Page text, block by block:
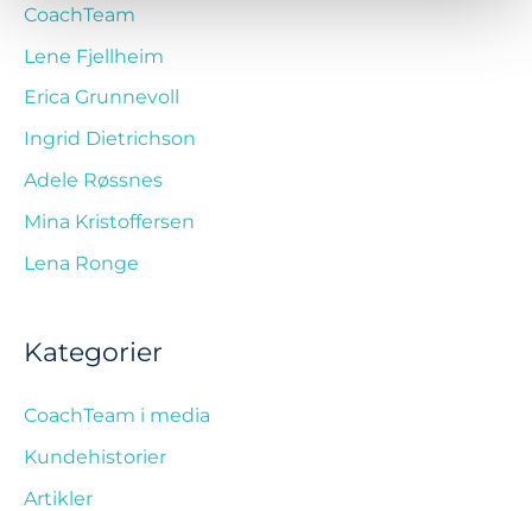
CoachTeam
Lene Fjellheim
Erica Grunnevoll
Ingrid Dietrichson
Adele Røssnes
Mina Kristoffersen
Lena Ronge
Kategorier
CoachTeam i media
Kundehistorier
Artikler